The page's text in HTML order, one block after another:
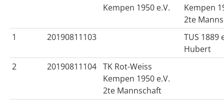
Kempen 1950 e.V.
Kempen
2te
1
20190811103
TUS 1889
Hubert
2
20190811104 TK Rot-Weiss
Kempen 1950 e.V.
2te Mannschaft